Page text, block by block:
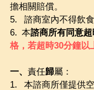
擔相關賠償。
5.   諮商室內不得飲食
6.  本諮商所有同意超
格，若超時30分鐘以
一、 責任歸屬：
1.   本諮商所僅提供